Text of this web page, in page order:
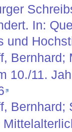
In:
und
Bernhard;
10./11.
Bernhard;